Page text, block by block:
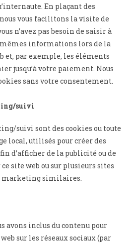
En plaçant des
vous facilitons la visite de
n’avez pas besoin de saisir à
informations lors de la
et, par exemple, les éléments
jusqu’à votre paiement. Nous
sans votre consentement.
suivi
suivi sont des cookies ou toute
local, utilisés pour créer des
d’afficher de la publicité ou de
site web ou sur plusieurs sites
marketing similaires.
avons inclus du contenu pour
sur les réseaux sociaux (par